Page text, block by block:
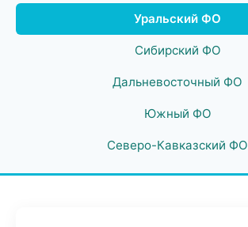
Уральский ФО
Сибирский ФО
Дальневосточный ФО
Южный ФО
Северо-Кавказский ФО